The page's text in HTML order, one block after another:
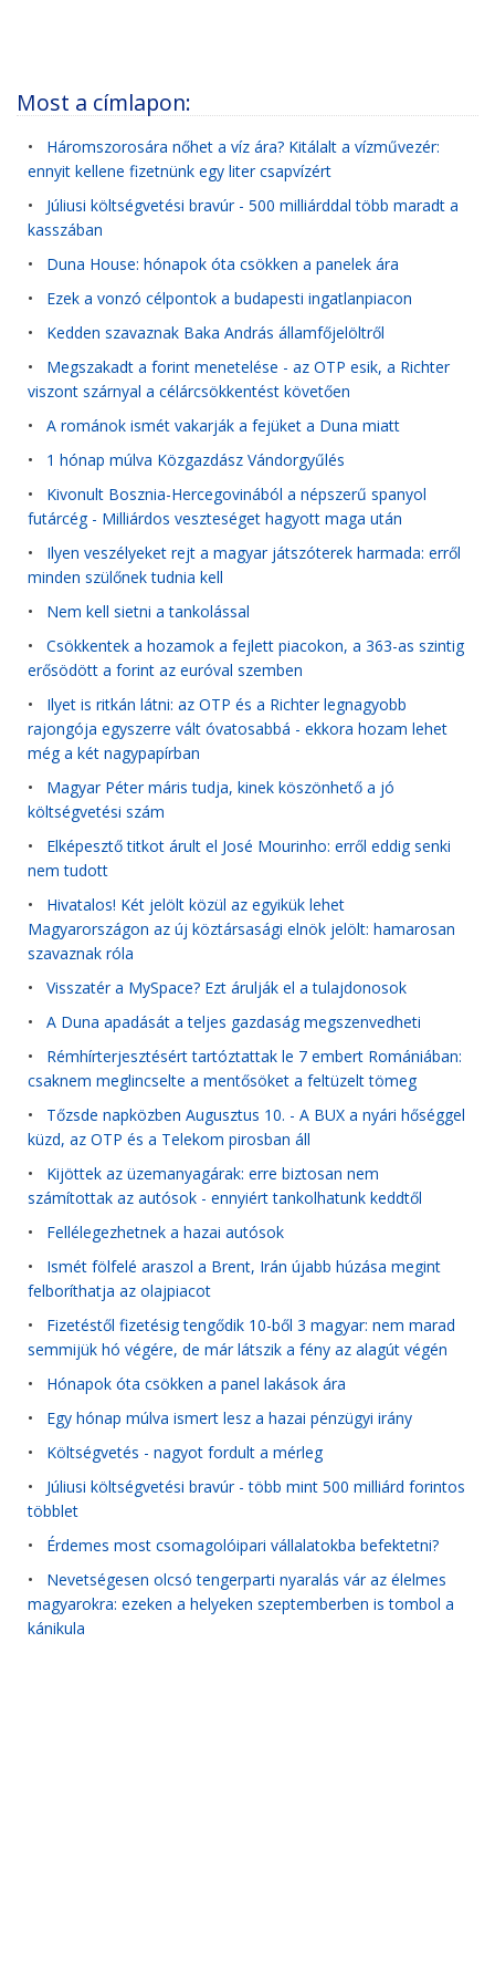
Most a címlapon:
• Háromszorosára nőhet a víz ára? Kitálalt a vízművezér:
ennyit kellene fizetnünk egy liter csapvízért
• Júliusi költségvetési bravúr - 500 milliárddal több maradt a
kasszában
• Duna House: hónapok óta csökken a panelek ára
• Ezek a vonzó célpontok a budapesti ingatlanpiacon
• Kedden szavaznak Baka András államfőjelöltről
• Megszakadt a forint menetelése - az OTP esik, a Richter
viszont szárnyal a célárcsökkentést követően
• A románok ismét vakarják a fejüket a Duna miatt
• 1 hónap múlva Közgazdász Vándorgyűlés
• Kivonult Bosznia-Hercegovinából a népszerű spanyol
futárcég - Milliárdos veszteséget hagyott maga után
• Ilyen veszélyeket rejt a magyar játszóterek harmada: erről
minden szülőnek tudnia kell
• Nem kell sietni a tankolással
• Csökkentek a hozamok a fejlett piacokon, a 363-as szintig
erősödött a forint az euróval szemben
• Ilyet is ritkán látni: az OTP és a Richter legnagyobb
rajongója egyszerre vált óvatosabbá - ekkora hozam lehet
még a két nagypapírban
• Magyar Péter máris tudja, kinek köszönhető a jó
költségvetési szám
• Elképesztő titkot árult el José Mourinho: erről eddig senki
nem tudott
• Hivatalos! Két jelölt közül az egyikük lehet
Magyarországon az új köztársasági elnök jelölt: hamarosan
szavaznak róla
• Visszatér a MySpace? Ezt árulják el a tulajdonosok
• A Duna apadását a teljes gazdaság megszenvedheti
• Rémhírterjesztésért tartóztattak le 7 embert Romániában:
csaknem meglincselte a mentősöket a feltüzelt tömeg
• Tőzsde napközben Augusztus 10. - A BUX a nyári hőséggel
küzd, az OTP és a Telekom pirosban áll
• Kijöttek az üzemanyagárak: erre biztosan nem
számítottak az autósok - ennyiért tankolhatunk keddtől
• Fellélegezhetnek a hazai autósok
• Ismét fölfelé araszol a Brent, Irán újabb húzása megint
felboríthatja az olajpiacot
• Fizetéstől fizetésig tengődik 10-ből 3 magyar: nem marad
semmijük hó végére, de már látszik a fény az alagút végén
• Hónapok óta csökken a panel lakások ára
• Egy hónap múlva ismert lesz a hazai pénzügyi irány
• Költségvetés - nagyot fordult a mérleg
• Júliusi költségvetési bravúr - több mint 500 milliárd forintos
többlet
• Érdemes most csomagolóipari vállalatokba befektetni?
• Nevetségesen olcsó tengerparti nyaralás vár az élelmes
magyarokra: ezeken a helyeken szeptemberben is tombol a
kánikula